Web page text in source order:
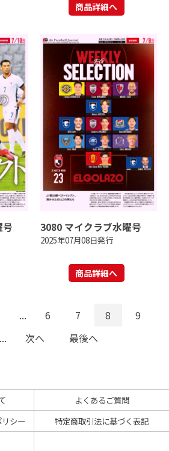
商品詳細へ
号 3080 マイクラブ水曜号
2025年07月08日発行
商品詳細へ
... 6 7 8
9
... 次へ 最後へ
よくあるご質問
シー
特定商取引法に基づく表記